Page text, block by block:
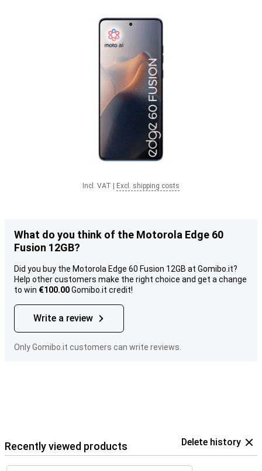
Incl. VAT Excl. shipping costs
What do you think of the Motorola Edge 60
Fusion 12GB?
Did you buy the Motorola Edge 60 Fusion 12GB at Gomibo.it?
Help other customers make the right choice and get a change
to win €100.00Gomibo.it credit!
Write a review
Only Gomibo.it customers can write reviews.
Recently viewed products Delete history